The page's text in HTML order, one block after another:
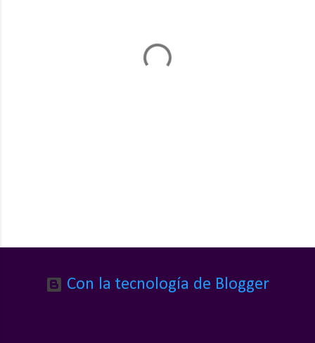
Con la tecnología de Blogger